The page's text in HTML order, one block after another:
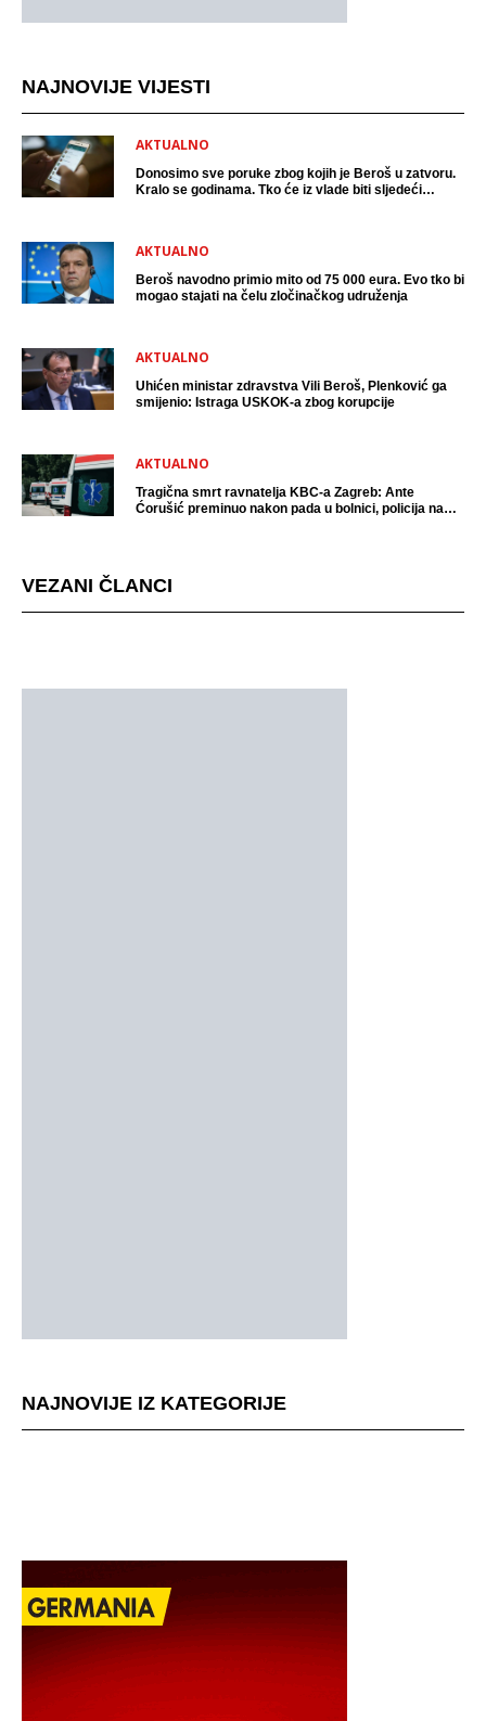
NAJNOVIJE VIJESTI
AKTUALNO
Donosimo sve poruke zbog kojih je Beroš u zatvoru.
Kralo se godinama. Tko će iz vlade biti sljedeći
AKTUALNO
Beroš navodno primio mito od 75 000 eura. Evo tko bi
mogao stajati na čelu zločinačkog udruženja
AKTUALNO
Uhićen ministar zdravstva Vili Beroš, Plenković ga
smijenio: Istraga USKOK-a zbog korupcije
AKTUALNO
Tragična smrt ravnatelja KBC-a Zagreb: Ante
Ćorušić preminuo nakon pada u bolnici, policija na
VEZANI ČLANCI
NAJNOVIJE IZ KATEGORIJE